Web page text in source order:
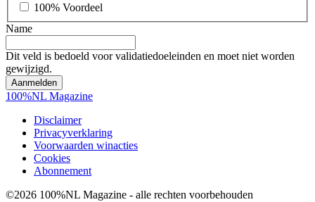
100% Voordeel
Name
Dit veld is bedoeld voor validatiedoeleinden en moet niet worden
gewijzigd.
100%NL Magazine
Disclaimer
Privacyverklaring
Voorwaarden winacties
Cookies
Abonnement
©2026 100%NL Magazine - alle rechten voorbehouden